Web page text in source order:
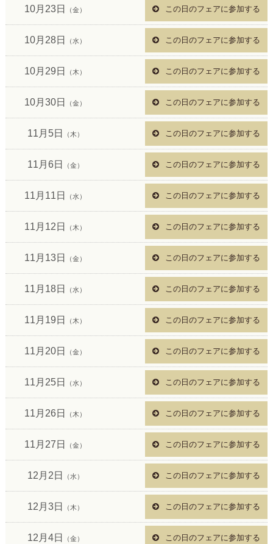
10月23日 （金） この日のフェアに参加する
10月28日 （水） この日のフェアに参加する
10月29日 （木） この日のフェアに参加する
10月30日 （金） この日のフェアに参加する
11月5日 （木） この日のフェアに参加する
11月6日 （金） この日のフェアに参加する
11月11日 （水） この日のフェアに参加する
11月12日 （木） この日のフェアに参加する
11月13日 （金） この日のフェアに参加する
11月18日 （水） この日のフェアに参加する
11月19日 （木） この日のフェアに参加する
11月20日 （金） この日のフェアに参加する
11月25日 （水） この日のフェアに参加する
11月26日 （木） この日のフェアに参加する
11月27日 （金） この日のフェアに参加する
12月2日 （水） この日のフェアに参加する
12月3日 （木） この日のフェアに参加する
12月4日 （金） この日のフェアに参加する